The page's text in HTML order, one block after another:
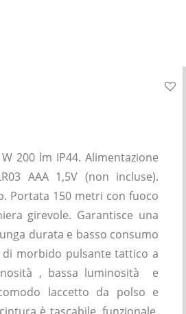
200 lm IP44. Alimentazione
AAA 1,5V (non incluse).
Portata 150 metri con fuoco
girevole. Garantisce una
durata e basso consumo
di morbido pulsante tattico a
, bassa luminosità e
laccetto da polso e